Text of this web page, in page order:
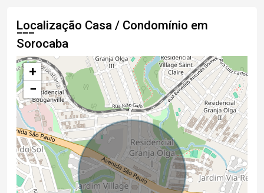
Localização Casa / Condomínio em
Sorocaba
+
−